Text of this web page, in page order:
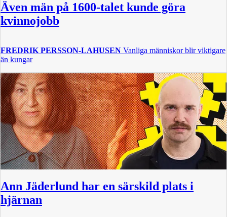
Även män på 1600-talet kunde göra
kvinnojobb
FREDRIK PERSSON-LAHUSEN Vanliga människor blir viktigare
än kungar
Ann Jäderlund har en särskild plats i
hjärnan